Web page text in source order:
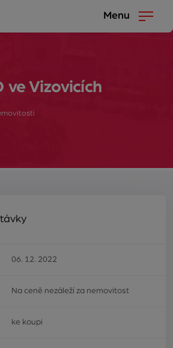
Menu
ve Vizovicích
06. 12. 2022
Na ceně nezáleží za nemovitost
ke koupi